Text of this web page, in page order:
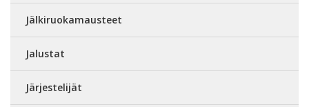
Jälkiruokamausteet
Jalustat
Järjestelijät